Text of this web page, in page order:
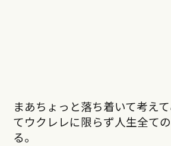
まあちょっと落ち着いて考え
てウクレレに限らず人生全て
る。